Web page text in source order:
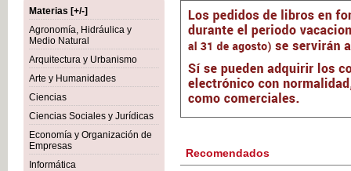
Materias [+/-]
Agronomía, Hidráulica y
Medio Natural
Arquitectura y Urbanismo
Arte y Humanidades
Ciencias
Ciencias Sociales y Jurídicas
Economía y Organización de
Empresas
Informática
Recomendados